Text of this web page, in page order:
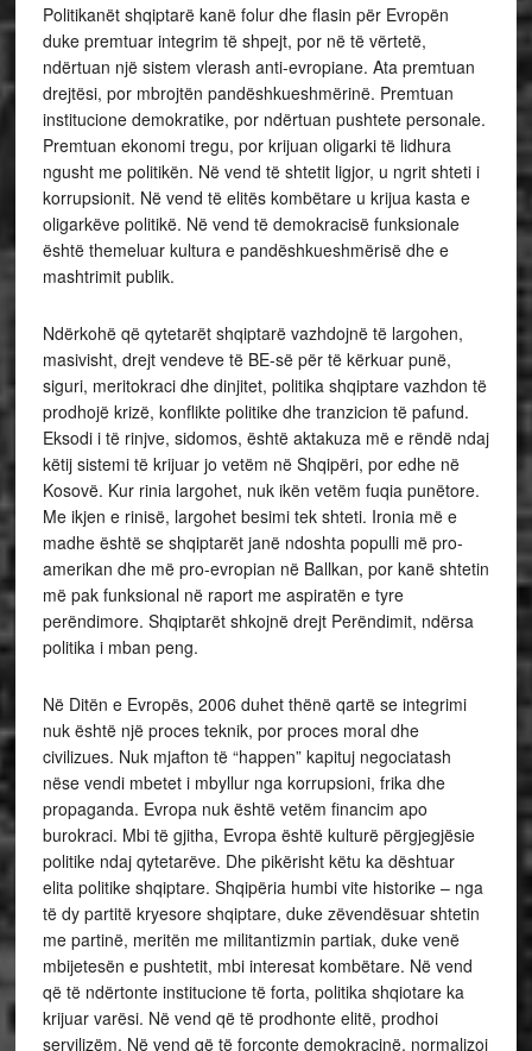
Politikanët shqiptarë kanë folur dhe flasin për Evropën
duke premtuar integrim të shpejt, por në të vërtetë,
ndërtuan një sistem vlerash anti-evropiane. Ata premtuan
drejtësi, por mbrojtën pandëshkueshmërinë. Premtuan
institucione demokratike, por ndërtuan pushtete personale.
Premtuan ekonomi tregu, por krijuan oligarki të lidhura
ngusht me politikën. Në vend të shtetit ligjor, u ngrit shteti i
korrupsionit. Në vend të elitës kombëtare u krijua kasta e
oligarkëve politikë. Në vend të demokracisë funksionale
është themeluar kultura e pandëshkueshmërisë dhe e
mashtrimit publik.
Ndërkohë që qytetarët shqiptarë vazhdojnë të largohen,
masivisht, drejt vendeve të BE-së për të kërkuar punë,
siguri, meritokraci dhe dinjitet, politika shqiptare vazhdon të
prodhojë krizë, konflikte politike dhe tranzicion të pafund.
Eksodi i të rinjve, sidomos, është aktakuza më e rëndë ndaj
këtij sistemi të krijuar jo vetëm në Shqipëri, por edhe në
Kosovë. Kur rinia largohet, nuk ikën vetëm fuqia punëtore.
Me ikjen e rinisë, largohet besimi tek shteti. Ironia më e
madhe është se shqiptarët janë ndoshta populli më pro-
amerikan dhe më pro-evropian në Ballkan, por kanë shtetin
më pak funksional në raport me aspiratën e tyre
perëndimore. Shqiptarët shkojnë drejt Perëndimit, ndërsa
politika i mban peng.
Në Ditën e Evropës, 2006 duhet thënë qartë se integrimi
nuk është një proces teknik, por proces moral dhe
civilizues. Nuk mjafton të “happen” kapituj negociatash
nëse vendi mbetet i mbyllur nga korrupsioni, frika dhe
propaganda. Evropa nuk është vetëm financim apo
burokraci. Mbi të gjitha, Evropa është kulturë përgjegjësie
politike ndaj qytetarëve. Dhe pikërisht këtu ka dështuar
elita politike shqiptare. Shqipëria humbi vite historike – nga
të dy partitë kryesore shqiptare, duke zëvendësuar shtetin
me partinë, meritën me militantizmin partiak, duke venë
mbijetesën e pushtetit, mbi interesat kombëtare. Në vend
që të ndërtonte institucione të forta, politika shqiotare ka
krijuar varësi. Në vend që të prodhonte elitë, prodhoi
servilizëm. Në vend që të forconte demokracinë, normalizoi